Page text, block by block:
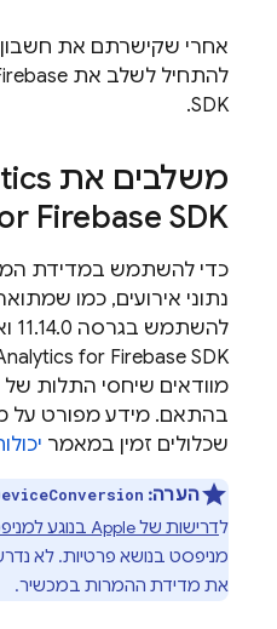
להתחיל לשלב את
SDK.
משלבים את
Firebase SDK
כדי להשתמש במדידת
נתוני אירועים, כמו
להשתמש בגרסה 11.14.0 ואילך של
מוודאים שיחסי התלות של
שכלולים זמין במאמר
הערה:
לדרישות של Apple בנוגע למניפסט בנושא פרטיות
מניפסט בנושא פרטיות. לא
את מדידת ההמרות במכשיר.